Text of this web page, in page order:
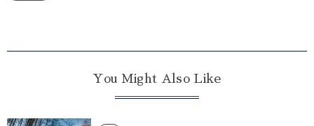
You Might Also Like